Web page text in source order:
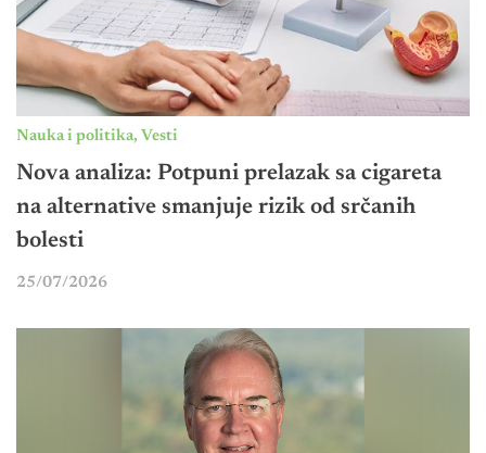
Nauka i politika, Vesti
Nova analiza: Potpuni prelazak sa cigareta
na alternative smanjuje rizik od srčanih
bolesti
25/07/2026